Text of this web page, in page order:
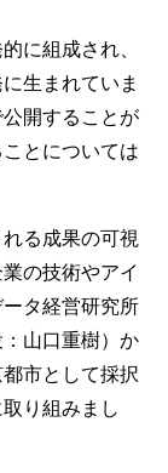
に組成され、
生まれていま
開することが
とについては
る成果の可視
の技術やアイ
タ経営研究所
：山口重樹）か
市として採択
り組みまし